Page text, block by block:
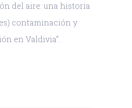
del aire: una historia
contaminación y
en Valdivia”.